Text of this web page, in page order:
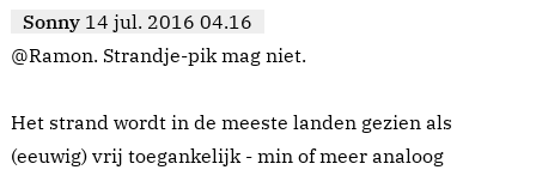
Sonny 14 jul. 2016 04.16
@Ramon. Strandje-pik mag niet.
Het strand wordt in de meeste landen gezien als
(eeuwig) vrij toegankelijk - min of meer analoog